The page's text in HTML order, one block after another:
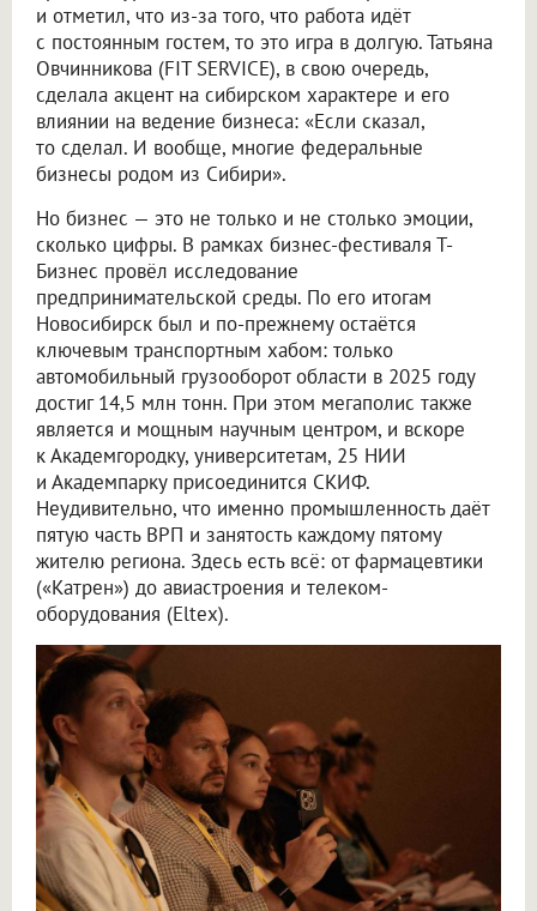
и отметил, что из-за того, что работа идёт
с постоянным гостем, то это игра в долгую. Татьяна
Овчинникова (FIT SERVICE), в свою очередь,
сделала акцент на сибирском характере и его
влиянии на ведение бизнеса: «Если сказал,
то сделал. И вообще, многие федеральные
бизнесы родом из Сибири».
Но бизнес — это не только и не столько эмоции,
сколько цифры. В рамках бизнес-фестиваля Т-
Бизнес провёл исследование
предпринимательской среды. По его итогам
Новосибирск был и по-прежнему остаётся
ключевым транспортным хабом: только
автомобильный грузооборот области в 2025 году
достиг 14,5 млн тонн. При этом мегаполис также
является и мощным научным центром, и вскоре
к Академгородку, университетам, 25 НИИ
и Академпарку присоединится СКИФ.
Неудивительно, что именно промышленность даёт
пятую часть ВРП и занятость каждому пятому
жителю региона. Здесь есть всё: от фармацевтики
(«Катрен») до авиастроения и телеком-
оборудования (Eltex).